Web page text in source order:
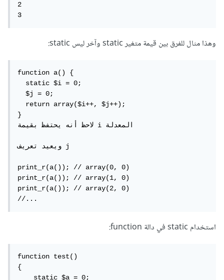
2
3
وهذا مثال للفرق بين قيمة متغير static وآخر ليس static:
function a() {
  static $i = 0;
  $j = 0;
  return array($i++, $j++);
}
لاحظ أنه يحتفظ بقيمة i المعدلة
ويعيد تعريف j
print_r(a()); // array(0, 0)
print_r(a()); // array(1, 0)
print_r(a()); // array(2, 0)
//...
استخدام static في دالة function:
function test()
{
    static $a = 0;